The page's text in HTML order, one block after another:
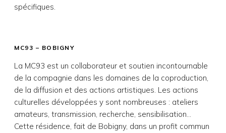
spécifiques.
MC93 – BOBIGNY
La MC93 est un collaborateur et soutien incontournable
de la compagnie dans les domaines de la coproduction,
de la diffusion et des actions artistiques. Les actions
culturelles développées y sont nombreuses : ateliers
amateurs, transmission, recherche, sensibilisation…
Cette résidence, fait de Bobigny, dans un profit commun